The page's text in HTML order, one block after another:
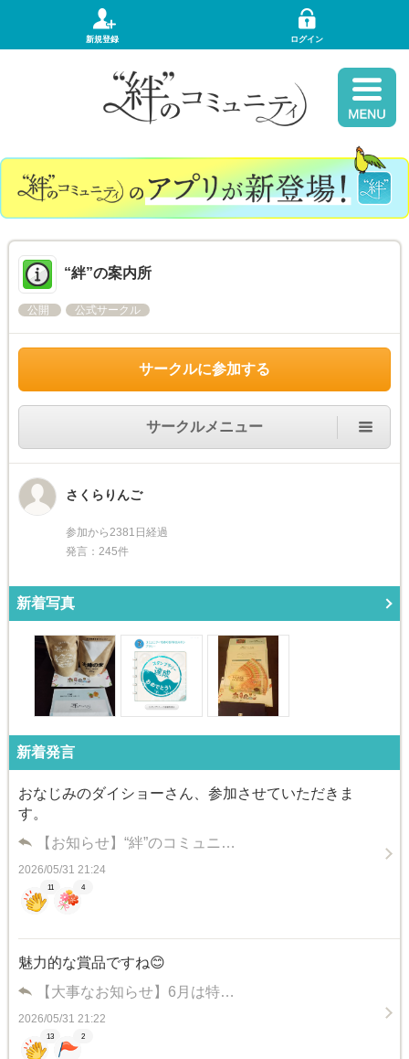
新規登録 ログイン
“絆”の案内所
公開 公式サークル
サークルに参加する
サークルメニュー
さくらりんご
参加から2381日経過
発言：245件
新着写真
新着発言
おなじみのダイショーさん、参加させていただきま
す。
【お知らせ】“絆”のコミュニ…
2026/05/31 21:24
11 4
魅力的な賞品ですね😊
【大事なお知らせ】6月は特…
2026/05/31 21:22
13 2